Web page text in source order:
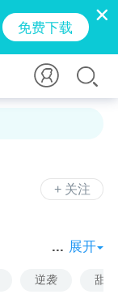
免费下载
+ 关注
展开
逆袭 甜